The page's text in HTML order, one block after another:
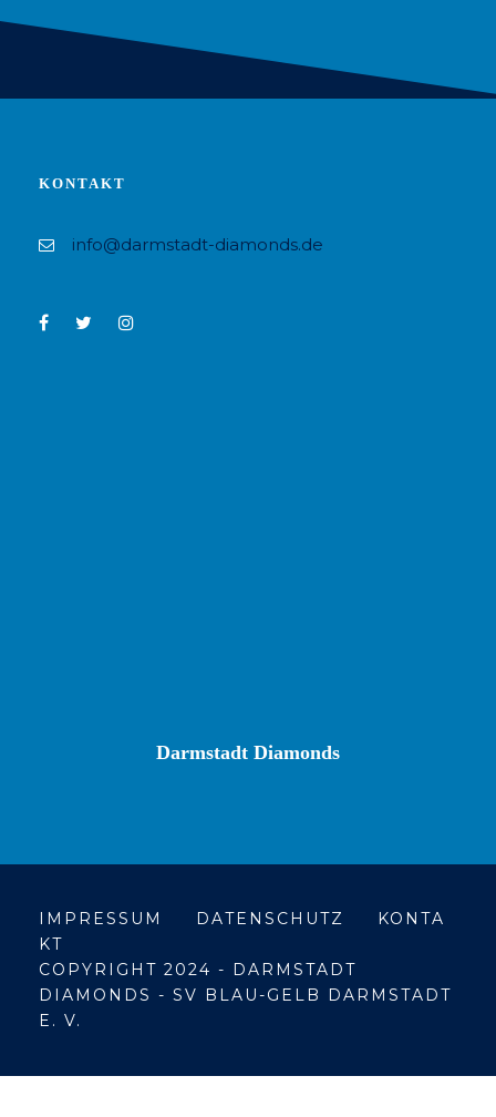
KONTAKT
info@darmstadt-diamonds.de
Darmstadt Diamonds
IMPRESSUM DATENSCHUTZ
KONTA
KT
COPYRIGHT 2024 - DARMSTADT
DIAMONDS - SV BLAU-GELB DARMSTADT
E. V.